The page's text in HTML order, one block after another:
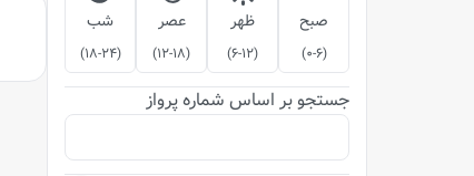
صبح
(
0-6
)
ظهر
(
6-12
)
عصر
(
12-18
)
شب
(
18-24
)
جستجو بر اساس شماره پرواز